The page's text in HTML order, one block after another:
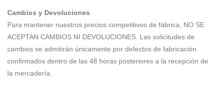
Cambios y Devoluciones
Para mantener nuestros precios competitivos de fábrica, NO SE
ACEPTAN CAMBIOS NI DEVOLUCIONES. Las solicitudes de
cambios se admitirán únicamente por defectos de fabricación
confirmados dentro de las 48 horas posteriores a la recepción de
la mercadería.